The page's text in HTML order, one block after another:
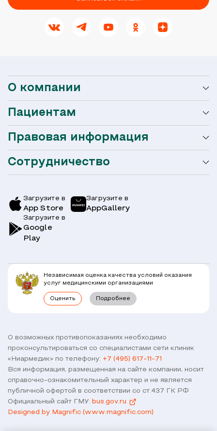
О компании
О сети Ниармедик
Врачи
Клиники
Комплексные программы
Наши партнеры и клиенты
Пациентам
Мобильное приложение
Акции
Заболевания
Симптомы
Правовая информация
Горячая линия / контроль качества
Связь с директором
Версия для слабовидящих
Правовая информация
Оформление налогового вычета
Вопрос-Ответ по ОМС
Прямое прикрепление сотрудников
Договор оферты
Сотрудничество
Оставить отзыв
О возможных противопоказаниях необходимо
проконсультироваться со специалистами сети клиник
«Ниармедик» по телефону: +7 (495) 617-11-71
Вся информация, размещенная на сайте компании, носит
справочно-ознакомительный характер и не является
публичной офертой в соответствии со ст.437 ГК РФ
Официальный сайт ГМУ: bus.gov.ru
Designed by Magnific (www.magnific.com)
Загрузите в
App Store
Загрузите в
AppGallery
Загрузите в
Google
Play
Независимая оценка качества условий оказания
услуг медицинскими организациями
Оценить Подробнее